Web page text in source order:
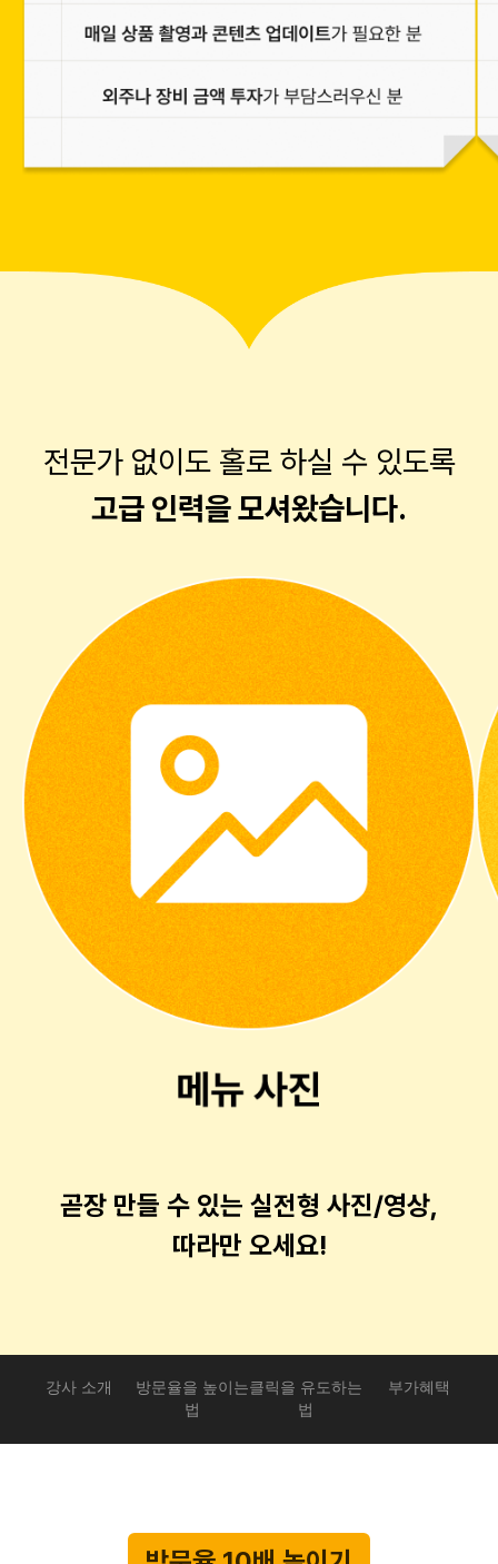
전문가 없이도 홀로 하실 수 있도록
고급 인력을 모셔왔습니다.
곧장 만들 수 있는 실전형 사진/영상,
따라만 오세요!
강사 소개
방문율을 높이는
법
클릭을 유도하는
법
부가혜택